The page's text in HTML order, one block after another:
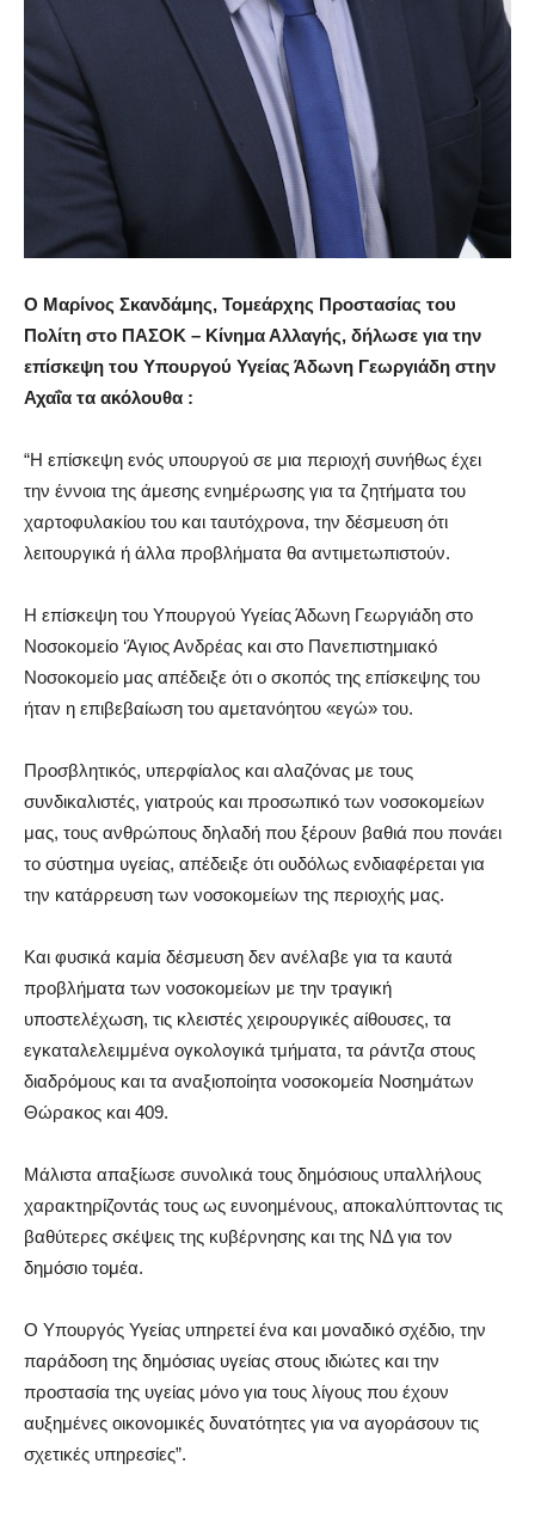
Ο Μαρίνος Σκανδάμης, Τομεάρχης Προστασίας του
Πολίτη στο ΠΑΣΟΚ – Κίνημα Αλλαγής, δήλωσε για την
επίσκεψη του Υπουργού Υγείας Άδωνη Γεωργιάδη στην
Αχαΐα τα ακόλουθα :
“Η επίσκεψη ενός υπουργού σε μια περιοχή συνήθως έχει
την έννοια της άμεσης ενημέρωσης για τα ζητήματα του
χαρτοφυλακίου του και ταυτόχρονα, την δέσμευση ότι
λειτουργικά ή άλλα προβλήματα θα αντιμετωπιστούν.
Η επίσκεψη του Υπουργού Υγείας Άδωνη Γεωργιάδη στο
Νοσοκομείο ‘Άγιος Ανδρέας και στο Πανεπιστημιακό
Νοσοκομείο μας απέδειξε ότι ο σκοπός της επίσκεψης του
ήταν η επιβεβαίωση του αμετανόητου «εγώ» του.
Προσβλητικός, υπερφίαλος και αλαζόνας με τους
συνδικαλιστές, γιατρούς και προσωπικό των νοσοκομείων
μας, τους ανθρώπους δηλαδή που ξέρουν βαθιά που πονάει
το σύστημα υγείας, απέδειξε ότι ουδόλως ενδιαφέρεται για
την κατάρρευση των νοσοκομείων της περιοχής μας.
Και φυσικά καμία δέσμευση δεν ανέλαβε για τα καυτά
προβλήματα των νοσοκομείων με την τραγική
υποστελέχωση, τις κλειστές χειρουργικές αίθουσες, τα
εγκαταλελειμμένα ογκολογικά τμήματα, τα ράντζα στους
διαδρόμους και τα αναξιοποίητα νοσοκομεία Νοσημάτων
Θώρακος και 409.
Μάλιστα απαξίωσε συνολικά τους δημόσιους υπαλλήλους
χαρακτηρίζοντάς τους ως ευνοημένους, αποκαλύπτοντας τις
βαθύτερες σκέψεις της κυβέρνησης και της ΝΔγια τον
δημόσιο τομέα.
Ο Υπουργός Υγείας υπηρετεί ένα και μοναδικό σχέδιο, την
παράδοση της δημόσιας υγείας στους ιδιώτες και την
προστασία της υγείας μόνο για τους λίγους που έχουν
αυξημένες οικονομικές δυνατότητες για να αγοράσουν τις
σχετικές υπηρεσίες”.